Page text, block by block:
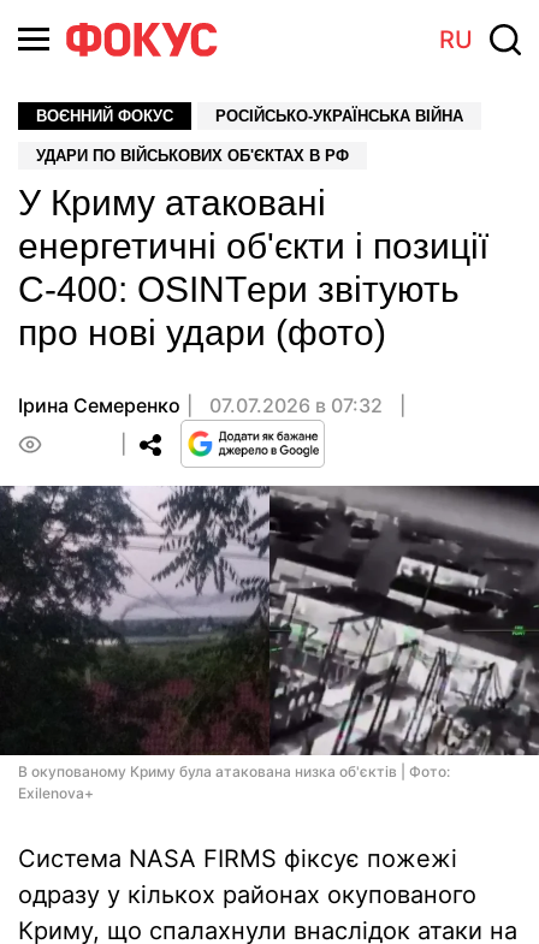
RU
ВОЄННИЙ ФОКУС РОСІЙСЬКО-УКРАЇНСЬКА ВІЙНА
УДАРИ ПО ВІЙСЬКОВИХ ОБ'ЄКТАХ В РФ
У Криму атаковані
енергетичні об'єкти і позиції
С-400: OSINTери звітують
про нові удари (фото)
Ірина Семеренко
07.07.2026 в 07:32
В окупованому Криму була атакована низка об'єктів | Фото:
Exilenova+
Система NASA FIRMS фіксує пожежі
одразу у кількох районах окупованого
Криму, що спалахнули внаслідок атаки на